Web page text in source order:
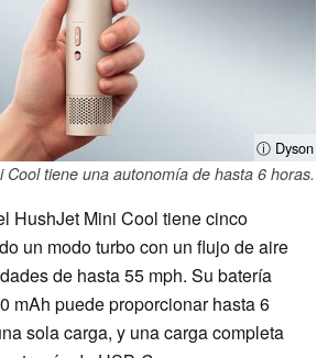
ⓘ Dyson
Cool tiene una autonomía de hasta 6 horas.
HushJet Mini Cool tiene cinco
un modo turbo con un flujo de aire
de hasta 55 mph. Su batería
mAh puede proporcionar hasta 6
sola carga, y una carga completa